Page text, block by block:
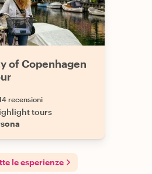
of Copenhagen
recensioni
tours
le esperienze